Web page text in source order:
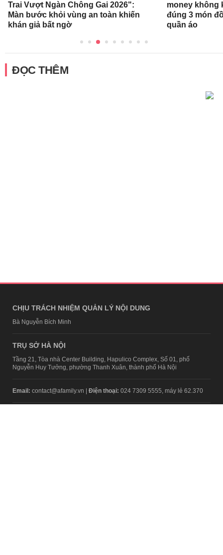
Trai Vượt Ngàn Chông Gai 2026":
Màn bước khỏi vùng an toàn khiến
khán giả bất ngờ
money không
đúng 3 món
quần áo
ĐỌC THÊM
CHỊU TRÁCH NHIỆM QUẢN LÝ NỘI DUNG
Bà Nguyễn Bích Minh
TRỤ SỞ HÀ NỘI
Tầng 21, Tòa nhà Center Building, Hapulico Complex, Số 01, phố
Nguyễn Huy Tưởng, phường Thanh Xuân, thành phố Hà Nội
Email: contact@afamily.vn | Điện thoại: 024 7309 5555, máy lẻ 62.370